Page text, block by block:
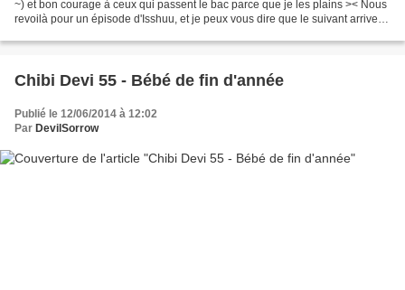
~) et bon courage à ceux qui passent le bac parce que je les plains >< Nous
revoilà pour un épisode d'Isshuu, et je peux vous dire que le suivant arrivera
Chibi Devi 55 - Bébé de fin d'année
Publié le 12/06/2014 à 12:02
Par DevilSorrow